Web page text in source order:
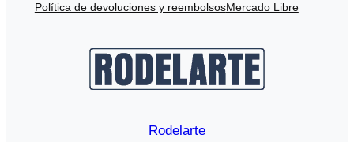
Rodelarte
Política de devoluciones y reembolsosMercado Libre